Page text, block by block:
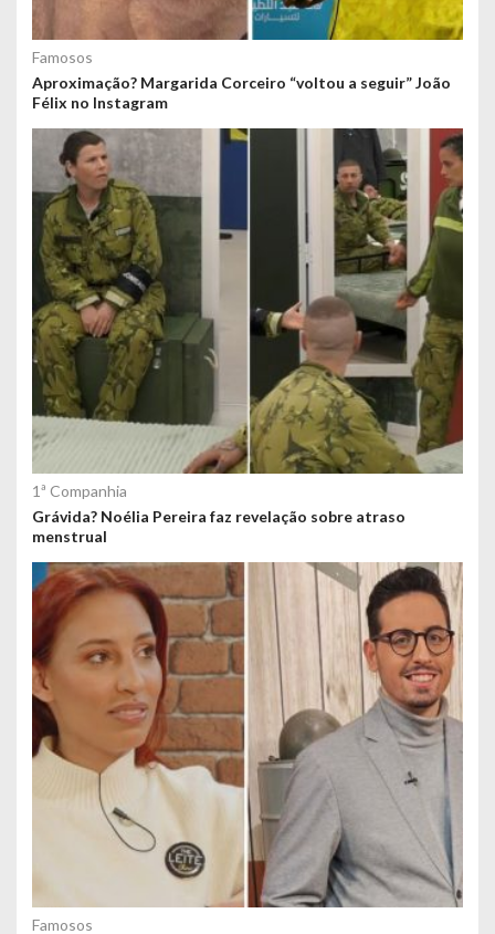
Famosos
Aproximação? Margarida Corceiro “voltou a seguir” João
Félix no Instagram
1ª Companhia
Grávida? Noélia Pereira faz revelação sobre atraso
menstrual
Famosos